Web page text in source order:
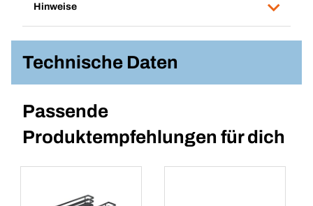
Hinweise
Technische Daten
Passende
Produktempfehlungen für dich